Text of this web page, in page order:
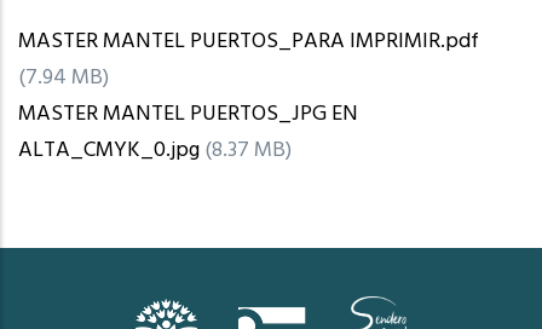
MASTER MANTEL PUERTOS_PARA IMPRIMIR.pdf
(7.94 MB)
MASTER MANTEL PUERTOS_JPG EN
ALTA_CMYK_0.jpg(8.37 MB)